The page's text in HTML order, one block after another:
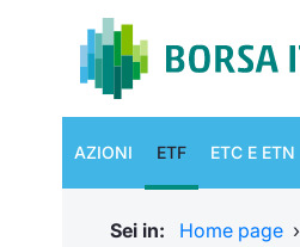
AZIONI ETF ETC E ETN
Sei in: Home page ›